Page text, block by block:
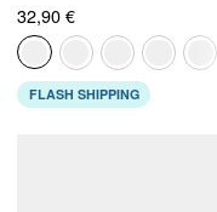
32,90 €
FLASH SHIPPING